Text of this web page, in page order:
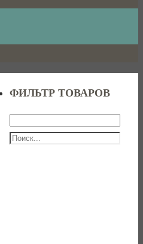
ФИЛЬТР ТОВАРОВ